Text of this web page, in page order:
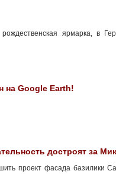
ярмарка, в
на Google Earth!
достроят за
проект фасада базилики